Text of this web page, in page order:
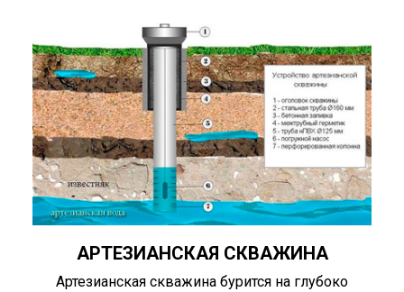
АРТЕЗИАНСКАЯ СКВАЖИНА
Артезианская скважина бурится на глубоко